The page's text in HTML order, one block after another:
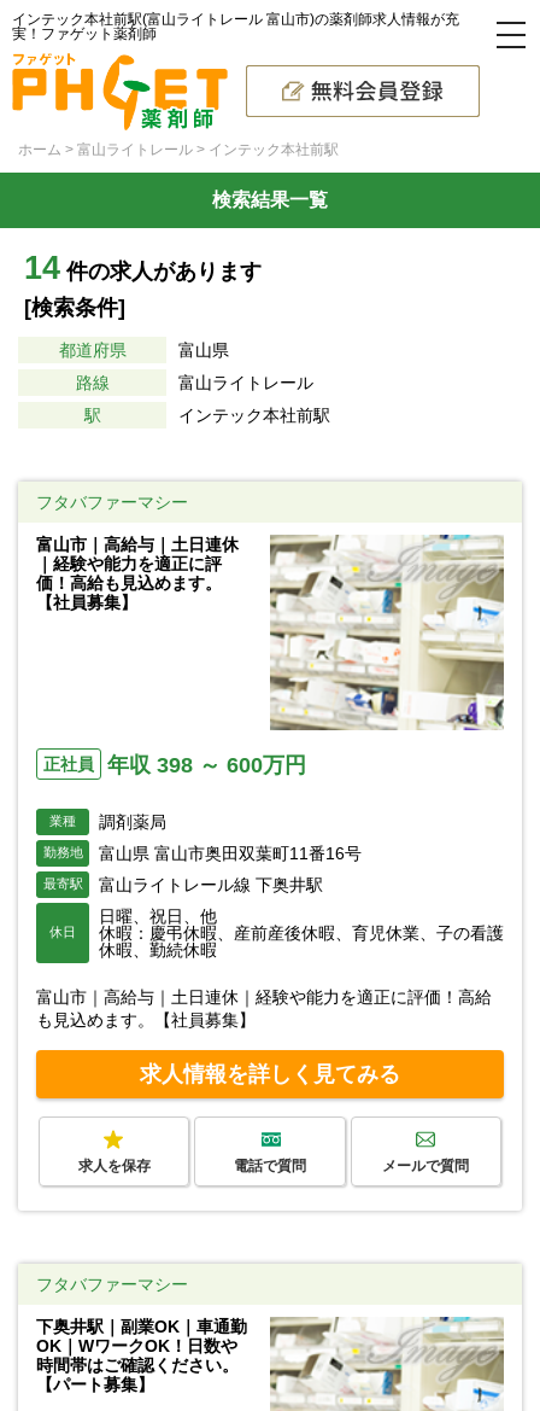
インテック本社前駅(富山ライトレール 富山市)の薬剤師求人情報が充
実！ファゲット薬剤師
ホーム 富山ライトレール インテック本社前駅
検索結果一覧
14 件の求人があります
[検索条件]
都道府県
富山県
路線
富山ライトレール
駅
インテック本社前駅
フタバファーマシー
富山市｜高給与｜土日連休
｜経験や能力を適正に評
価！高給も見込めます。
【社員募集】
正社員 年収 398 ～ 600万円
業種 調剤薬局
勤務地 富山県 富山市奥田双葉町11番16号
最寄駅 富山ライトレール線 下奥井駅
休日
日曜、祝日、他
休暇：慶弔休暇、産前産後休暇、育児休業、子の看護
休暇、勤続休暇
富山市｜高給与｜土日連休｜経験や能力を適正に評価！高給
も見込めます。【社員募集】
求人情報を詳しく見てみる
求人を保存 電話で質問 メールで質問
フタバファーマシー
下奥井駅｜副業OK｜車通勤
OK｜WワークOK！日数や
時間帯はご確認ください。
【パート募集】